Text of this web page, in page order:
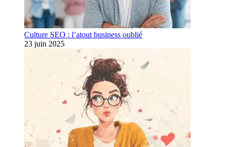
Culture SEO : l’atout business oublié
23 juin 2025